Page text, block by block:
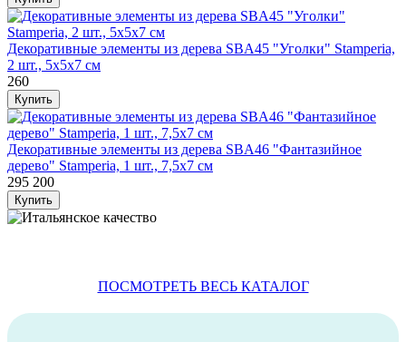
Декоративные элементы из дерева SBA45 "Уголки" Stamperia,
2 шт., 5х5х7 см
260
Декоративные элементы из дерева SBA46 "Фантазийное
дерево" Stamperia, 1 шт., 7,5х7 см
295 200
ПОСМОТРЕТЬ ВЕСЬ КАТАЛОГ